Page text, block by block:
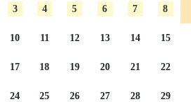
3 4 5 6 7 8
10 11 12 13 14 15
17 18 19 20 21 22
24 25 26 27 28 29